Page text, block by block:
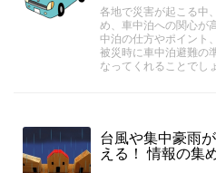
各地で災害が起こる中
め、車中泊への関心が
中泊の仕方やポイント
被災時に車中泊避難の
なってくれることでしょ
台風や集中豪雨
える！ 情報の集